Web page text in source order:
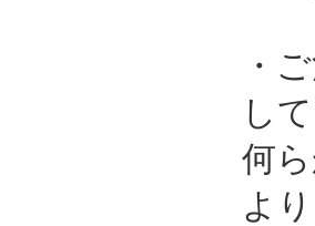
・
し
何
よ